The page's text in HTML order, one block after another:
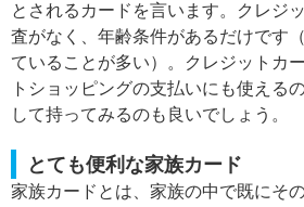
とされるカードを言います。クレジ
査がなく、年齢条件があるだけです
ていることが多い）。クレジットカ
トショッピングの支払いにも使える
して持ってみるのも良いでしょう。
とても便利な家族カード
家族カードとは、家族の中で既にそ